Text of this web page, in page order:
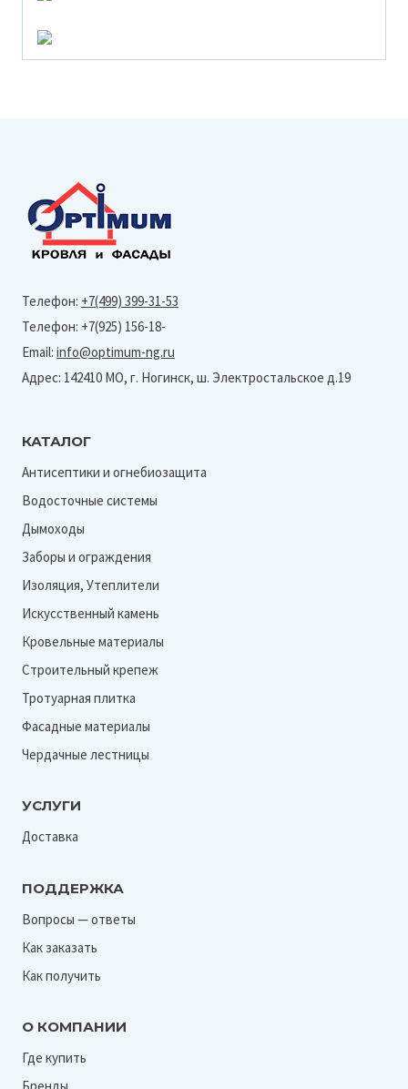
Телефон: +7(499) 399-31-53
Телефон: +7(925) 156-18-
Email: info@optimum-ng.ru
Адрес: 142410 МО, г. Ногинск, ш. Электростальское д.19
КАТАЛОГ
Антисептики и огнебиозащита
Водосточные системы
Дымоходы
Заборы и ограждения
Изоляция, Утеплители
Искусственный камень
Кровельные материалы
Строительный крепеж
Тротуарная плитка
Фасадные материалы
Чердачные лестницы
УСЛУГИ
Доставка
ПОДДЕРЖКА
Вопросы — ответы
Как заказать
Как получить
О КОМПАНИИ
Где купить